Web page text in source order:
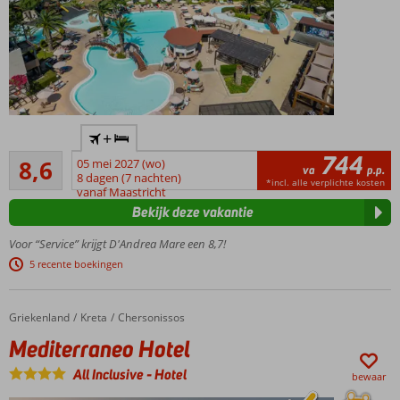
strand
met
prachtig
zee
Nabij
Rhodos-
zonliefhebbers
én
watersporters
8,6
Aanrader
667
beoordelingen
+
05 mei 2027 (wo)
8 dagen (7 nachten)
vanaf Maastricht
va 744 p.p.
*incl. alle verplichte kosten
Voor “Service” krijgt D'Andrea Mare een 8,7!
5 recente boekingen
Bekijk deze vakantie
Home
Griekenland Kreta Chersonissos
Mediterraneo Hotel
Mediterraneo Hotel
All Inclusive-Hotel bewaar